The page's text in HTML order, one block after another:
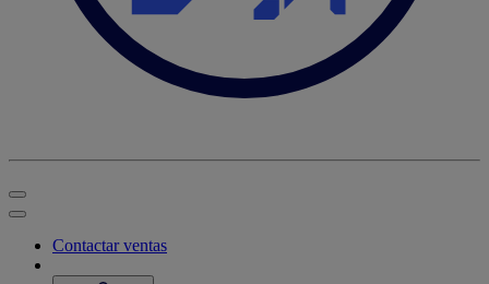
Contactar ventas